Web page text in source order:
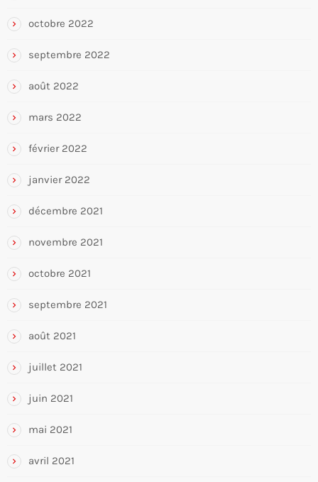
octobre 2022
septembre 2022
août 2022
mars 2022
février 2022
janvier 2022
décembre 2021
novembre 2021
octobre 2021
septembre 2021
août 2021
juillet 2021
juin 2021
mai 2021
avril 2021